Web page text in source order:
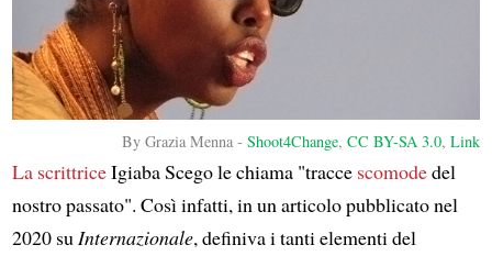
By Grazia Menna -Shoot4Change,CC BY-SA 3.0,Link
La scrittriceIgiaba Scego le chiama "tracce scomodedel
nostro passato". Così infatti, in un articolo pubblicato nel
2020 suInternazionale, definiva i tanti elementi del